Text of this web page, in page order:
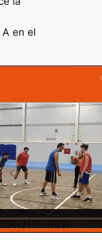
en el